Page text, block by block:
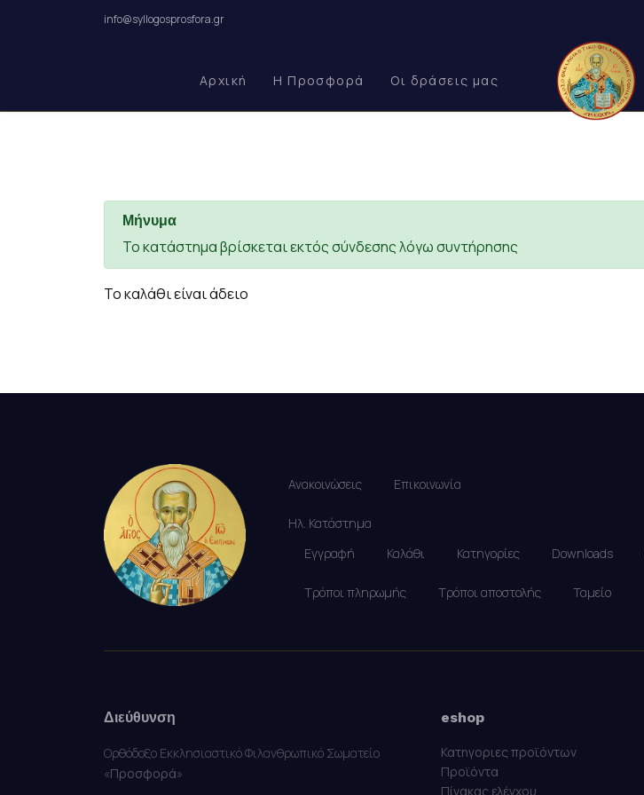
info@syllogosprosfora.gr
Αρχική Η Προσφορά Οι δράσεις μας
Μήνυμα
Το κατάστημα βρίσκεται εκτός σύνδεσης λόγω συντήρησης
Το καλάθι είναι άδειο
Ανακοινώσεις Επικοινωνία
Ηλ. Κατάστημα
Εγγραφή
Καλάθι Κατηγορίες Downloads
Τρόποι πληρωμής Τρόποι αποστολής Ταμείο
Διεύθυνση
Ορθόδοξο Εκκλησιαστικό Φιλανθρωπικό Σωματείο
«Προσφορά»
eshop
Κατηγοριες προϊόντων
Προϊόντα
Πίνακας ελέγχου